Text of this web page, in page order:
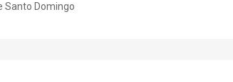
Santo Domingo